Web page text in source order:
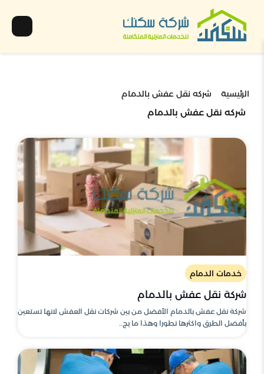
الرئيسية شركه نقل عفش بالدمام
شركه نقل عفش بالدمام
خدمات الدمام
شركة نقل عفش بالدمام
شركة نقل عفش بالدمام الأفضل من بين شركات نقل العفش لانها تستعين
بأفضل الطرق واكثرها تطورا وهذا ما يج..